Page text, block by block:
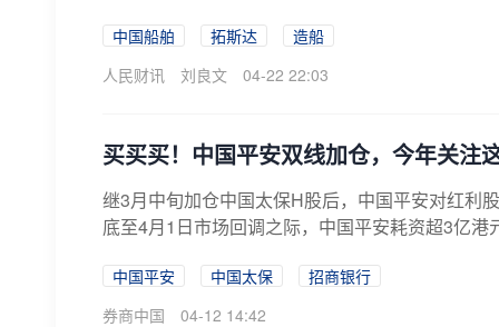
中国船舶 拓斯达
造船
人民财讯
刘良文 04-22 22:03
买买买！中国平安双线加仓，今年关
继3月中旬加仓中国太保H股后，中国平安对红利
底至4月1日市场回调之际，中国平安耗资超3亿
中国平安 中国太保
招商银行
券商中国
04-12 14:42